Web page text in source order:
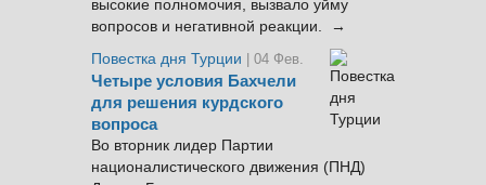
высокие полномочия, вызвало уйму
вопросов и негативной реакции. →
Повестка дня Турции
| 04 Фев.
Четыре условия Бахчели
для решения курдского
вопроса
Во вторник лидер Партии
националистического движения (ПНД)